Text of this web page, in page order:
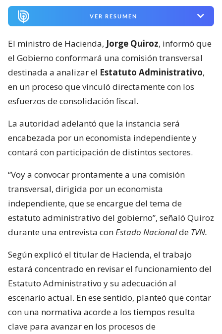
VER RESUMEN
El ministro de Hacienda, Jorge Quiroz, informó que
el Gobierno conformará una comisión transversal
destinada a analizar el Estatuto Administrativo,
en un proceso que vinculó directamente con los
esfuerzos de consolidación fiscal.
La autoridad adelantó que la instancia será
encabezada por un economista independiente y
contará con participación de distintos sectores.
“Voy a convocar prontamente a una comisión
transversal, dirigida por un economista
independiente, que se encargue del tema de
estatuto administrativo del gobierno”, señaló Quiroz
durante una entrevista con Estado Nacionalde TVN.
Según explicó el titular de Hacienda, el trabajo
estará concentrado en revisar el funcionamiento del
Estatuto Administrativo y su adecuación al
escenario actual. En ese sentido, planteó que contar
con una normativa acorde a los tiempos resulta
clave para avanzar en los procesos de